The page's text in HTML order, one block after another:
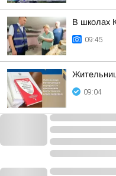
В школах
09:45
09:04